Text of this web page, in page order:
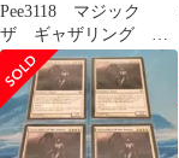
Pee3118 マジック
ザ ギャザリング カ
ード40枚以上